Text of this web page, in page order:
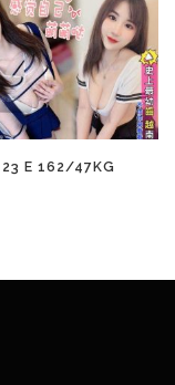
23 E 162/47KG